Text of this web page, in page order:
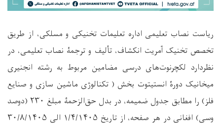
ریاست نصاب تعلیمی اداره تعلیمات تخنیکی و مسلکی، از طریق
تخصص تخنیک آمریت انکشاف، تألیف و ترجمۀ نصاب تعلیمی، در
نظردارد لکچرنوت‌های درسی مضامین مربوط به رشته انجنیری
میخانیک دورۀ انستیتوت بخش ( تکنالوژی ماشین سازی و صنایع
فلز) را مطابق جدول ضمیمه، در بدل حق‌الزحمۀ مبلغ ۲۳۰ (دوصد
وسی) افغانی در هر صفحه، از تاریخ ۱/۴/۱۴۰۵ الی ۳۰/۸/۱۴۰۵